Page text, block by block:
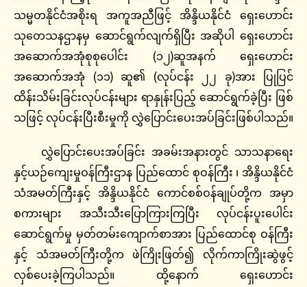
သမ္မတနိုင်ငံအစိုးရ အကူအညီဖြင့် အိန္ဒိယနိုင်ငံ ရှေးဟောင်း
သုတေသနဌာနမှ ဆောင်ရွက်လျက်ရှိပြီး အဆိုပါ ရှေးဟောင်း
အဆောက်အအုံစုစုပေါင်း (၁၂)ဆူအနက် ရှေးဟောင်း
အဆောက်အအုံ (၁၁) ဆူ၏ (လုပ်ငန်း ၂၂ ခု)အား ပြုပြင်
ထိန်းသိမ်းခြင်းလုပ်ငန်းများ ရာနှုန်းပြည့် ဆောင်ရွက်ခဲ့ပြီး ဖြစ်
သဖြင့် လုပ်ငန်းပြီးစီးမှုကို လွှဲပြောင်းပေးအပ်ခြင်းဖြစ်ပါသည်။
လွှဲပြောင်းပေးအပ်ခြင်း အခမ်းအနားတွင် သာသနာရေး
နှင့်ယဉ်ကျေးမှုဝန်ကြီးဌာန ပြည်ထောင် စုဝန်ကြီး ၊ အိန္ဒိယနိုင်ငံ
သံအမတ်ကြီးနှင့် အိန္ဒိယနိုင်ငံ ကောင်စစ်ဝန်ချုပ်တို့က အမှာ
စကားများ အသီးသီးပြောကြားကြပြီး လုပ်ငန်းပူးပေါင်း
ဆောင်ရွက်မှု မှတ်တမ်းကျောက်စာအား ပြည်ထောင်စု ဝန်ကြီး
နှင့် သံအမတ်ကြီးတို့က ဖဲကြိုးဖြတ်၍ လိုက်ကာကြိုးဆွဲဖွင့်
လှစ်ပေးခဲ့ကြပါသည်။ ထို့နောက် ရှေးဟောင်း